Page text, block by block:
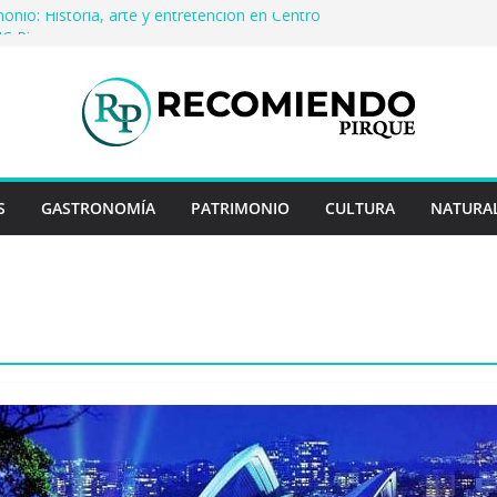
Historia, arte y entretención en Centro
del mundo
en Rayo Credit y diferencias frente a
cuentan historias: ingredientes que dieron
enteros
GASTRONOMÍA PATRIMONIO CULTURA